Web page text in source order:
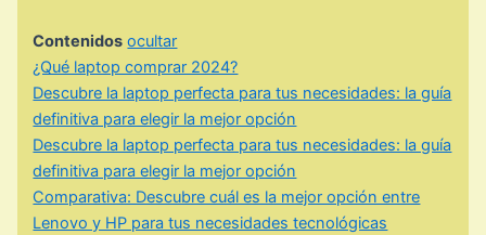
Contenidos ocultar
¿Qué laptop comprar 2024?
Descubre la laptop perfecta para tus necesidades: la guía
definitiva para elegir la mejor opción
Descubre la laptop perfecta para tus necesidades: la guía
definitiva para elegir la mejor opción
Comparativa: Descubre cuál es la mejor opción entre
Lenovo y HP para tus necesidades tecnológicas